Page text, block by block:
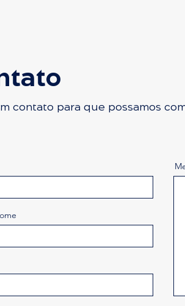
contato para que possamos